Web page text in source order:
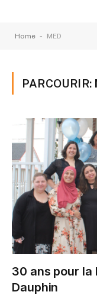
Home - MED
PARCOURIR:
30 ans pour la
Dauphin